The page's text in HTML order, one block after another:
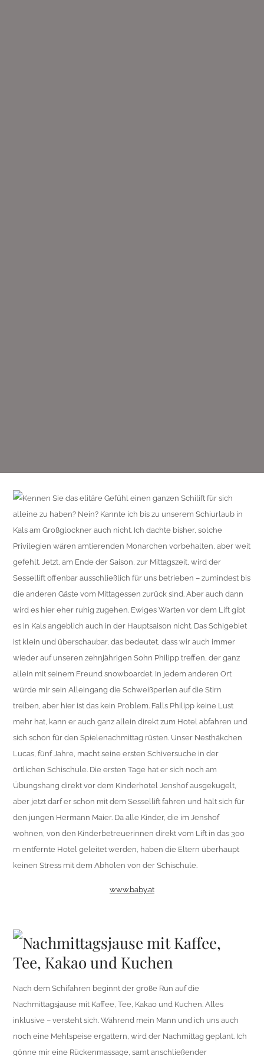
Kennen Sie das elitäre Gefühl einen ganzen Schilift für sich
alleine zu haben? Nein? Kannte ich bis zu unserem Schiurlaub in
Kals am Großglockner auch nicht. Ich dachte bisher, solche
Privilegien wären amtierenden Monarchen vorbehalten, aber weit
gefehlt. Jetzt, am Ende der Saison, zur Mittagszeit, wird der
Sessellift offenbar ausschließlich für uns betrieben – zumindest bis
die anderen Gäste vom Mittagessen zurück sind. Aber auch dann
wird es hier eher ruhig zugehen. Ewiges Warten vor dem Lift gibt
es in Kals angeblich auch in der Hauptsaison nicht. Das Schigebiet
ist klein und überschaubar, das bedeutet, dass wir auch immer
wieder auf unseren zehnjährigen Sohn Philipp treffen, der ganz
allein mit seinem Freund snowboardet. In jedem anderen Ort
würde mir sein Alleingang die Schweißperlen auf die Stirn
treiben, aber hier ist das kein Problem. Falls Philipp keine Lust
mehr hat, kann er auch ganz allein direkt zum Hotel abfahren und
sich schon für den Spielenachmittag rüsten. Unser Nesthäkchen
Lucas, fünf Jahre, macht seine ersten Schiversuche in der
örtlichen Schischule. Die ersten Tage hat er sich noch am
Übungshang direkt vor dem Kinderhotel Jenshof ausgekugelt,
aber jetzt darf er schon mit dem Sessellift fahren und hält sich für
den jungen Hermann Maier. Da alle Kinder, die im Jenshof
wohnen, von den Kinderbetreuerinnen direkt vom Lift in das 300
m entfernte Hotel geleitet werden, haben die Eltern überhaupt
keinen Stress mit dem Abholen von der Schischule.
www.baby.at
Nachmittagsjause mit Kaffee,
Tee, Kakao und Kuchen
Nach dem Schifahren beginnt der große Run auf die
Nachmittagsjause mit Kaffee, Tee, Kakao und Kuchen. Alles
inklusive – versteht sich. Während mein Mann und ich uns auch
noch eine Mehlspeise ergattern, wird der Nachmittag geplant. Ich
gönne mir eine Rückenmassage, samt anschließender